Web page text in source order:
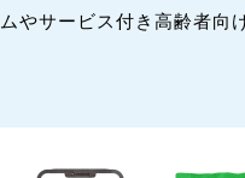
やサービス付き高齢者向